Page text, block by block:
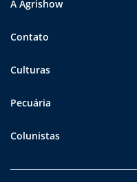
A Agrishow
Contato
Culturas
Pecuária
Colunistas